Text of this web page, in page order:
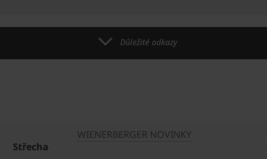
Důležité odkazy
WIENERBERGER NOVINKY
Střecha